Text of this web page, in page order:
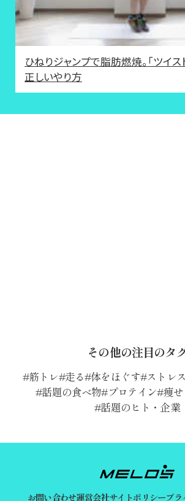
ひねりジャンプで脂肪燃焼。「ツイス
正しいやり方
その他の注目のタ
筋トレ 走る 体をほぐす ストレ
話題の食べ物 プロテイン 痩せ
話題のヒト・企業
お問い合わせ運営会社サイトポリシープ